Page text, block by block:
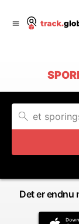
Det er endnu